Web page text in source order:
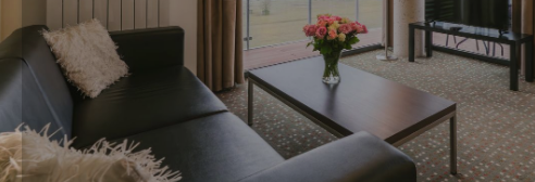
REZERVOVAT NYNÍ Více informací